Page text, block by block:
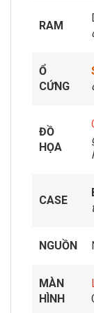
RAM
Ổ
CỨNG
ĐỒ
HỌA
CASE
NGUỒN
MÀN
HÌNH